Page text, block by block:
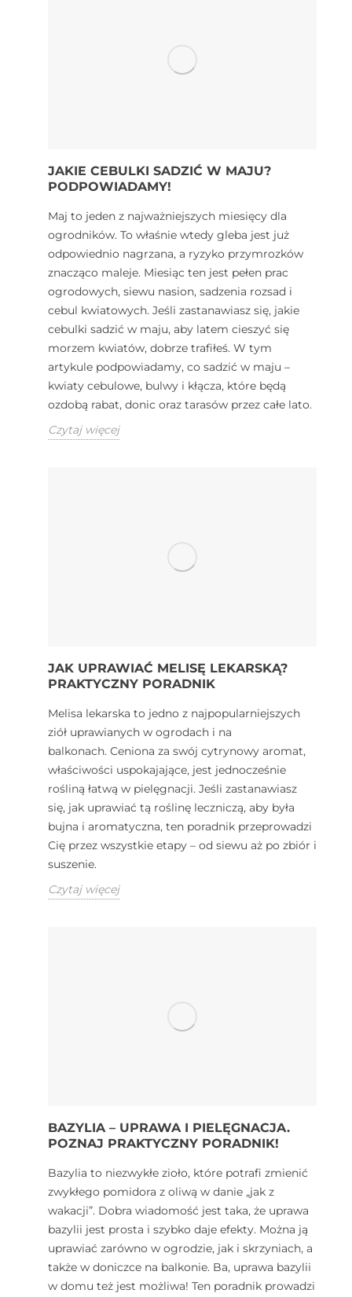
JAKIE CEBULKI SADZIĆ W MAJU?
PODPOWIADAMY!
Maj to jeden z najważniejszych miesięcy dla
ogrodników. To właśnie wtedy gleba jest już
odpowiednio nagrzana, a ryzyko przymrozków
znacząco maleje. Miesiąc ten jest pełen prac
ogrodowych, siewu nasion, sadzenia rozsad i
cebul kwiatowych. Jeśli zastanawiasz się, jakie
cebulki sadzić w maju, aby latem cieszyć się
morzem kwiatów, dobrze trafiłeś. W tym
artykule podpowiadamy, co sadzić w maju –
kwiaty cebulowe, bulwy i kłącza, które będą
ozdobą rabat, donic oraz tarasów przez całe lato.
Czytaj więcej
JAK UPRAWIAĆ MELISĘ LEKARSKĄ?
PRAKTYCZNY PORADNIK
Melisa lekarska to jedno z najpopularniejszych
ziół uprawianych w ogrodach i na
balkonach. Ceniona za swój cytrynowy aromat,
właściwości uspokajające, jest jednocześnie
rośliną łatwą w pielęgnacji. Jeśli zastanawiasz
się, jak uprawiać tą roślinę leczniczą, aby była
bujna i aromatyczna, ten poradnik przeprowadzi
Cię przez wszystkie etapy – od siewu aż po zbiór i
suszenie.
Czytaj więcej
BAZYLIA – UPRAWA I PIELĘGNACJA.
POZNAJ PRAKTYCZNY PORADNIK!
Bazylia to niezwykłe zioło, które potrafi zmienić
zwykłego pomidora z oliwą w danie „jak z
wakacji”. Dobra wiadomość jest taka, że uprawa
bazylii jest prosta i szybko daje efekty. Można ją
uprawiać zarówno w ogrodzie, jak i skrzyniach, a
także w doniczce na balkonie. Ba, uprawa bazylii
w domu też jest możliwa! Ten poradnik prowadzi